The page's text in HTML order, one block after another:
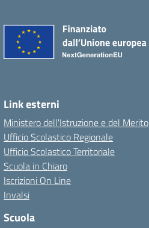
Link esterni
Ministero dell'Istruzione e del Merito
Ufficio Scolastico Regionale
Ufficio Scolastico Territoriale
Scuola in Chiaro
Iscrizioni On Line
Invalsi
Scuola